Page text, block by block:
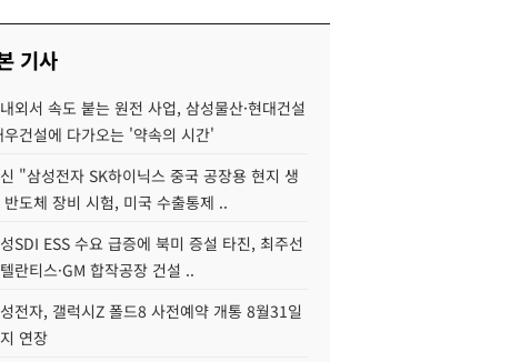
기사
외서 속도 붙는 원전 사업, 삼성물산·현대건설
우건설에 다가오는 '약속의 시간'
"삼성전자 SK하이닉스 중국 공장용 현지 생
반도체 장비 시험, 미국 수출통제 ..
SDI ESS 수요 급증에 북미 증설 타진, 최주선
란티스·GM 합작공장 건설 ..
전자, 갤럭시Z 폴드8 사전예약 개통 8월31일
연장